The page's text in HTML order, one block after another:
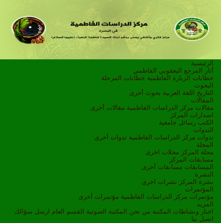
الرئيسية
أثار المرجع اليعقوبي الفاطمي
خطابات الزيارة الفاطمية خطابات المرحلة
البحوث
التاريخ
اللغة العربية بحوث أخرى
المقالات
مقالات مركز الدراسات الفاطمية مقالات أخرى
اصدارات المركز
الكتب رسائل جامعية
الندوات
ندوات مركز الدراسات الفاطمية ندوات أخرى
المجلة
مجلة المركز مجلات اخرى
مسابقات المركز
المسابقات مسابقات أخرى
النشرة
نشرة المركز نشرات اخرى
المؤتمرات
مؤتمرات مركز الدراسات الفاطمية مؤتمرات أخرى
المزيد
اخبار ونشاطات
المكتبة من نحن المكتبة الصوتية القسم العام ارسل سؤالك
اتصل بنا